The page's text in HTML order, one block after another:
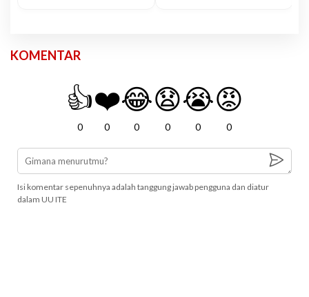
KOMENTAR
👍
0
❤️
0
😂
0
😧
0
😭
0
😡
0
Isi komentar sepenuhnya adalah tanggung jawab pengguna dan diatur
dalam UU ITE